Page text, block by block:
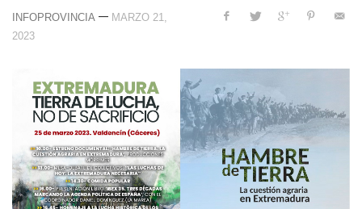
INFOPROVINCIA — MARZO 21,
2023